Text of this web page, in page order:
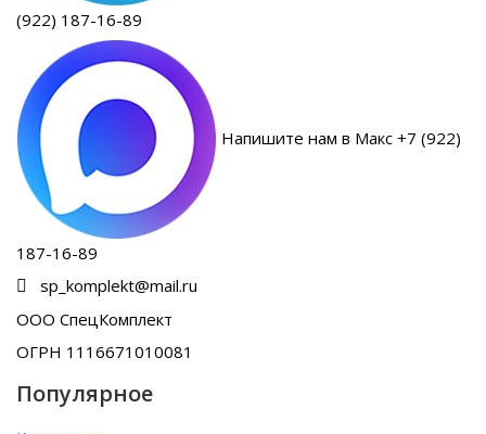
(922) 187-16-89
Напишите нам в Макс +7 (922)
187-16-89
sp_komplekt@mail.ru
ООО СпецКомплект
ОГРН 1116671010081
Популярное